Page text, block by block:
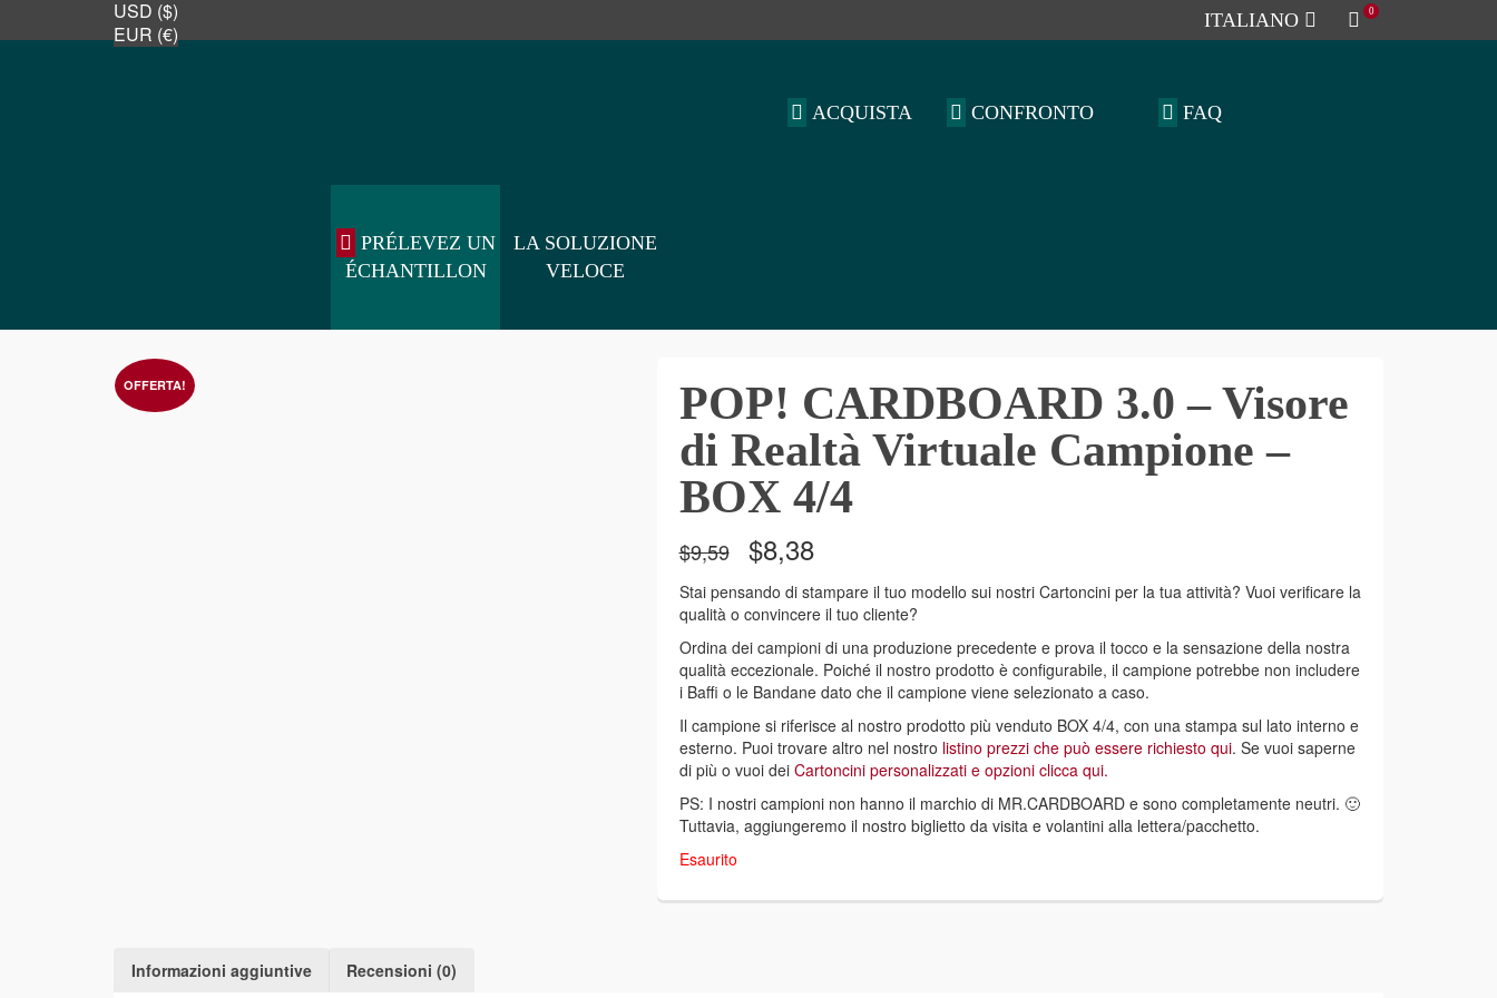
USD ($)
EUR (€)
0
ITALIANO
ACQUISTA CONFRONTO FAQ
PRÉLEVEZ UN
ÉCHANTILLON
LA SOLUZIONE
VELOCE
OFFERTA!
POP! CARDBOARD 3.0 – Visore
di Realtà Virtuale Campione –
BOX 4/4
$9,59 Il
prezzo
originale
era:
$9,59.
$8,38Il
prezzo
attuale
è:
$8,38.
Stai pensando di stampare il tuo modello sui nostri Cartoncini per la tua attività? Vuoi verificare la
qualità o convincere il tuo cliente?
Ordina dei campioni di una produzione precedente e prova il tocco e la sensazione della nostra
qualità eccezionale. Poiché il nostro prodotto è configurabile, il campione potrebbe non includere
i Baffi o le Bandane dato che il campione viene selezionato a caso.
Il campione si riferisce al nostro prodotto più venduto BOX 4/4, con una stampa sul lato interno e
esterno. Puoi trovare altro nel nostro listino prezzi che può essere richiesto qui. Se vuoi saperne
di più o vuoi dei Cartoncini personalizzati e opzioni clicca qui.
PS: I nostri campioni non hanno il marchio di MR.CARDBOARD e sono completamente neutri. 🙂
Tuttavia, aggiungeremo il nostro biglietto da visita e volantini alla lettera/pacchetto.
Esaurito
Informazioni aggiuntive Recensioni (0)